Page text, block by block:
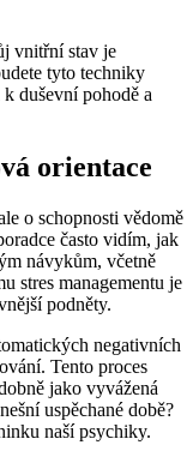
vnitřní stav je
tyto techniky
duševní pohodě a
orientace
o schopnosti vědomě
často vidím, jak
návykům, včetně
stres managementu je
podněty.
negativních
Tento proces
jako vyvážená
uspěchané době?
naší psychiky.